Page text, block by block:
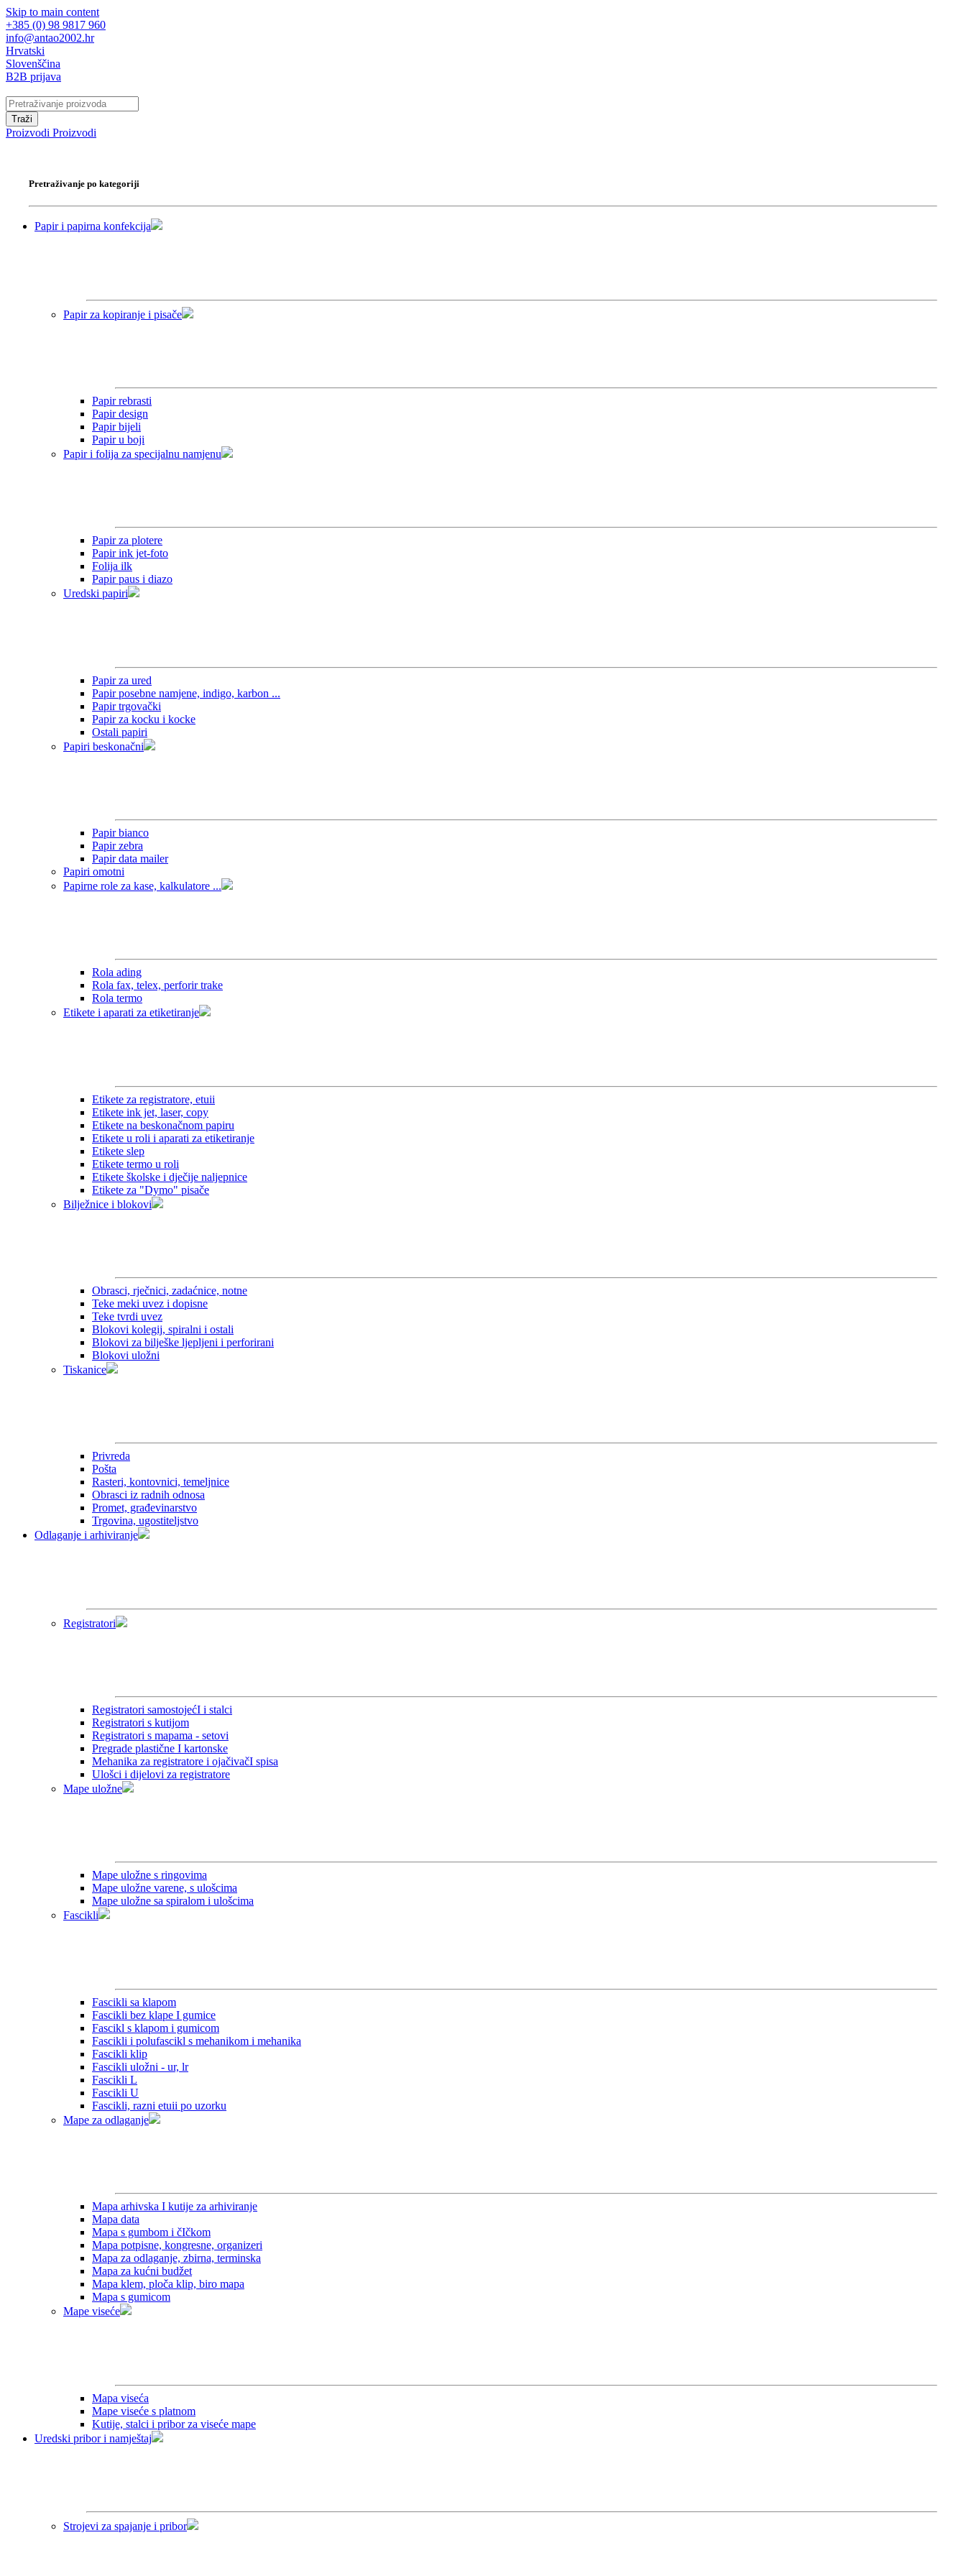
Skip to main content
+385 (0) 98 9817 960
info@antao2002.hr
Hrvatski
Slovenščina
B2B prijava
Traži
Proizvodi Proizvodi
Pretraživanje po kategoriji
Papir i papirna konfekcija
Papir za kopiranje i pisače
Papir rebrasti
Papir design
Papir bijeli
Papir u boji
Papir i folija za specijalnu namjenu
Papir za plotere
Papir ink jet-foto
Folija ilk
Papir paus i diazo
Uredski papiri
Papir za ured
Papir posebne namjene, indigo, karbon ...
Papir trgovački
Papir za kocku i kocke
Ostali papiri
Papiri beskonačni
Papir bianco
Papir zebra
Papir data mailer
Papiri omotni
Papirne role za kase, kalkulatore ...
Rola ading
Rola fax, telex, perforir trake
Rola termo
Etikete i aparati za etiketiranje
Etikete za registratore, etuii
Etikete ink jet, laser, copy
Etikete na beskonačnom papiru
Etikete u roli i aparati za etiketiranje
Etikete slep
Etikete termo u roli
Etikete školske i dječije naljepnice
Etikete za "Dymo" pisače
Bilježnice i blokovi
Obrasci, rječnici, zadaćnice, notne
Teke meki uvez i dopisne
Teke tvrdi uvez
Blokovi kolegij, spiralni i ostali
Blokovi za bilješke ljepljeni i perforirani
Blokovi uložni
Tiskanice
Privreda
Pošta
Rasteri, kontovnici, temeljnice
Obrasci iz radnih odnosa
Promet, građevinarstvo
Trgovina, ugostiteljstvo
Odlaganje i arhiviranje
Registratori
Registratori samostojećI i stalci
Registratori s kutijom
Registratori s mapama - setovi
Pregrade plastične I kartonske
Mehanika za registratore i ojačivačI spisa
Ulošci i dijelovi za registratore
Mape uložne
Mape uložne s ringovima
Mape uložne varene, s ulošcima
Mape uložne sa spiralom i ulošcima
Fascikli
Fascikli sa klapom
Fascikli bez klape I gumice
Fascikl s klapom i gumicom
Fascikli i polufascikl s mehanikom i mehanika
Fascikli klip
Fascikli uložni - ur, lr
Fascikli L
Fascikli U
Fascikli, razni etuii po uzorku
Mape za odlaganje
Mapa arhivska I kutije za arhiviranje
Mapa data
Mapa s gumbom i čIčkom
Mapa potpisne, kongresne, organizeri
Mapa za odlaganje, zbirna, terminska
Mapa za kućni budžet
Mapa klem, ploča klip, biro mapa
Mapa s gumicom
Mape viseće
Mapa viseća
Mape viseće s platnom
Kutije, stalci i pribor za viseće mape
Uredski pribor i namještaj
Strojevi za spajanje i pribor